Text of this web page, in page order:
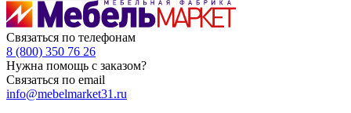
Связаться по телефонам
8 (800) 350 76 26
Нужна помощь с заказом?
Связаться по email
info@mebelmarket31.ru